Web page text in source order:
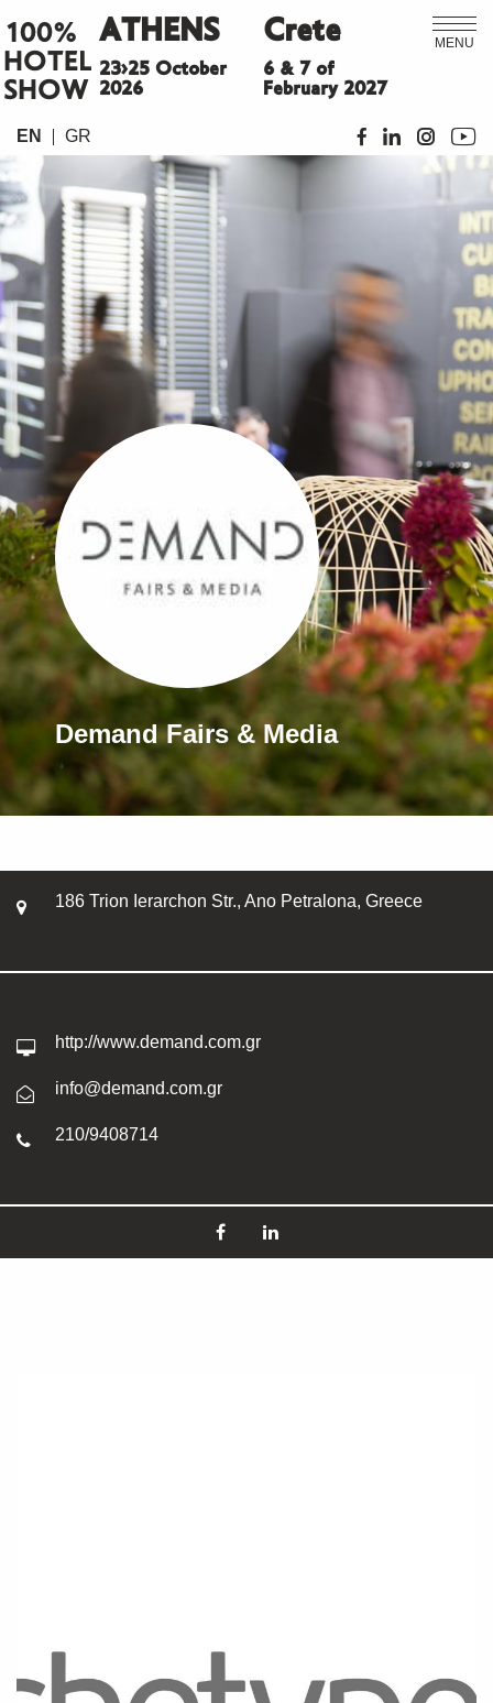
MENU
100%
HOTEL
SHOW
ATHENS
23>25 October
2026
Crete
6 & 7 of
February 2027
EN GR
Demand Fairs & Media
186 Trion Ierarchon Str., Ano Petralona, Greece
http://www.demand.com.gr
info@demand.com.gr
210/9408714